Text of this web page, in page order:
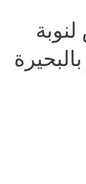
لنوبة